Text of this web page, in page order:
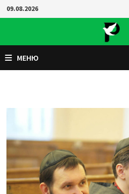
Перейти
к
09.08.2026
МЕНЮ